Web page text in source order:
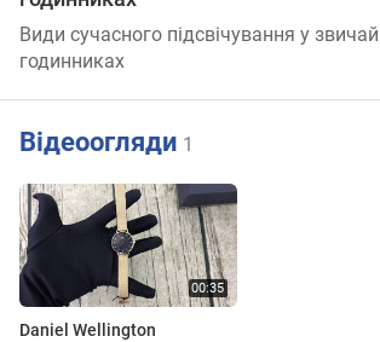
Види сучасного підсвічування у
годинниках
Відеоогляди 1
Daniel Wellington